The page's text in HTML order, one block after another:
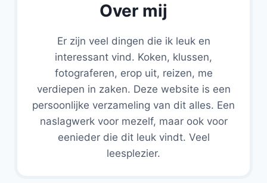
Over mij
Er zijn veel dingen die ik leuk en
interessant vind. Koken, klussen,
fotograferen, erop uit, reizen, me
verdiepen in zaken. Deze website is een
persoonlijke verzameling van dit alles. Een
naslagwerk voor mezelf, maar ook voor
eenieder die dit leuk vindt. Veel
leesplezier.